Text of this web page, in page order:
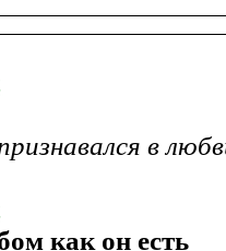
в
как он есть